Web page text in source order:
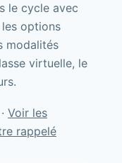
le cycle avec
les options
modalités
virtuelle, le
· Voir les
rappelé